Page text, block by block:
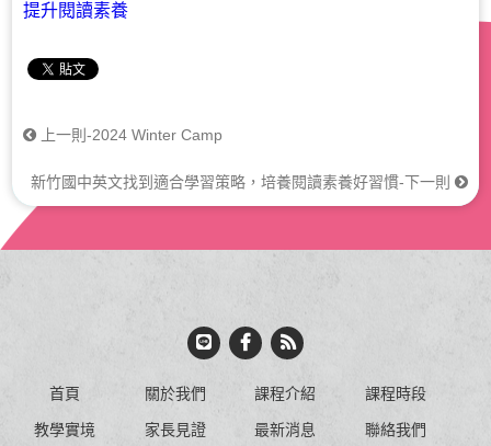
提升閱讀素養
上一則-2024 Winter Camp
新竹國中英文找到適合學習策略，培養閱讀素養好習慣-下一則
首頁 關於我們 課程介紹 課程時段
教學實境 家長見證 最新消息 聯絡我們